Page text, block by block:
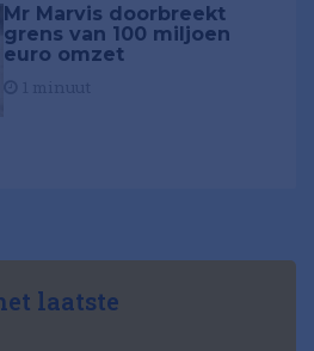
Mr Marvis doorbreekt
grens van 100 miljoen
euro omzet
laatste